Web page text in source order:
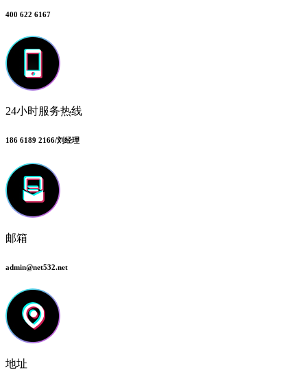
400 622 6167
24小时服务热线
186 6189 2166/刘经理
邮箱
admin@net532.net
地址